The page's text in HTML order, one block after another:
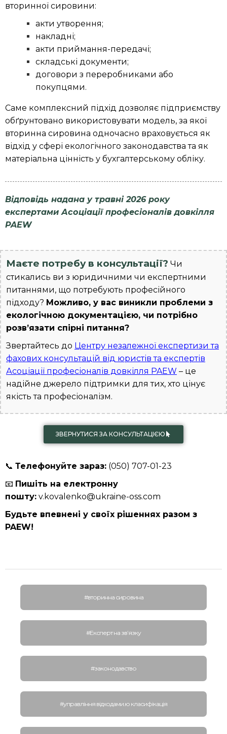
вторинної сировини:
акти утворення;
накладні;
акти приймання-передачі;
складські документи;
договори з переробниками або
покупцями.
Саме комплексний підхід дозволяє підприємству
обґрунтовано використовувати модель, за якої
вторинна сировина одночасно враховується як
відхід у сфері екологічного законодавства та як
матеріальна цінність у бухгалтерському обліку.
Відповідь надана у травні 2026 року
експертами Асоціації професіоналів довкілля
PAEW
Маєте потребу в консультації? Чи
стикались ви з юридичними чи експертними
питаннями, що потребують професійного
підходу? Можливо, у вас виникли проблеми з
екологічною документацією, чи потрібно
розв’язати спірні питання?
Звертайтесь до Центру незалежної експертизи та
фахових консультацій від юристів та експертів
Асоціації професіоналів довкілля PAEW – це
надійне джерело підтримки для тих, хто цінує
якість та професіоналізм.
ЗВЕРНУТИСЯ ЗА КОНСУЛЬТАЦІЄЮ
📞 Телефонуйте зараз: (050) 707-01-23
📧 Пишіть на електронну
пошту: v.kovalenko@ukraine-oss.com
Будьте впевнені у своїх рішеннях разом з
PAEW!
#вторинна сировина
#Експерт на зв’язку
#законодавство
#управління відходами.ю класифікація